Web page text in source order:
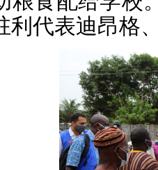
利代表迪昂格